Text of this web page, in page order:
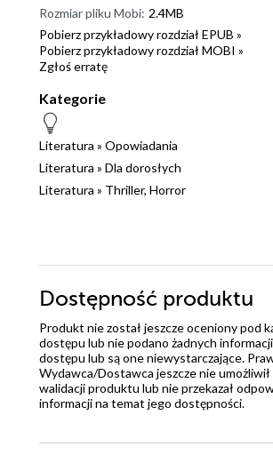
Rozmiar pliku Mobi: 2.4MB
Pobierz przykładowy rozdział EPUB »
Pobierz przykładowy rozdział MOBI »
Zgłoś erratę
Kategorie
Literatura » Opowiadania
Literatura » Dla dorosłych
Literatura » Thriller, Horror
Dostępność produktu
Produkt nie został jeszcze oceniony pod
dostępu lub nie podano żadnych
dostępu lub są one niewystarczające.
Wydawca/Dostawca jeszcze nie
walidacji produktu lub nie przekazał
informacji na temat jego dostępności.